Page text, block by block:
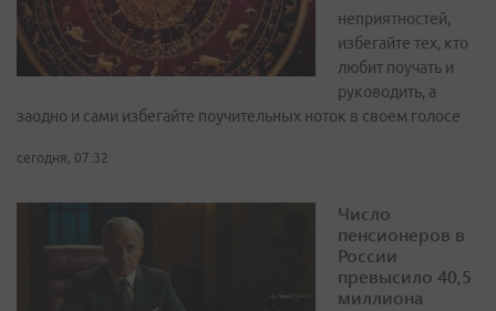
неприятностей,
избегайте тех, кто
любит поучать и
руководить, а
заодно и сами избегайте поучительных ноток в своем голосе
сегодня, 07:32
Число
пенсионеров в
России
превысило 40,5
миллиона